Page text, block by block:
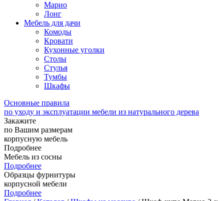
Марио
Лонг
Мебель для дачи
Комоды
Кровати
Кухонные уголки
Столы
Стулья
Тумбы
Шкафы
Основные правила
по уходу и эксплуатации мебели из натурального дерева
Закажите
по Вашим размерам
корпусную мебель
Подробнее
Мебель из сосны
Подробнее
Образцы фурнитуры
корпусной мебели
Подробнее